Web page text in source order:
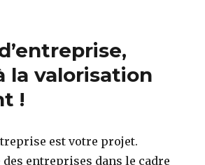
la valorisation
!
est votre projet.
des entreprises dans le cadre